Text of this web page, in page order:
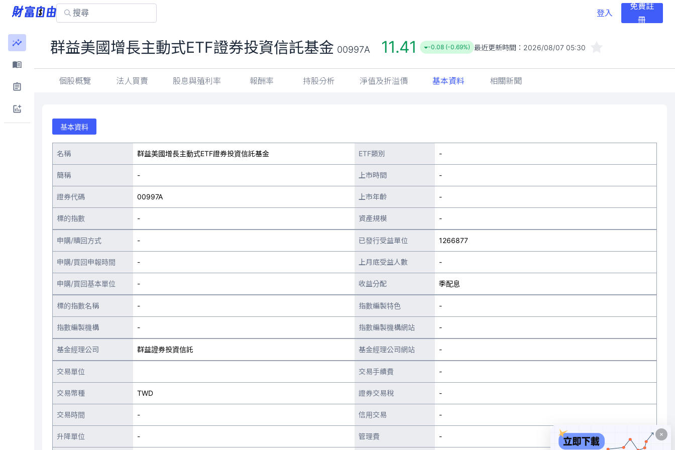
登入
免費註
冊
群益美國增長主動式ETF證券投資信託基金 00997A 11.41 -0.08 (-0.69%) 最近更新時間： 2026/08/07 05:30
個股概覽 法人買賣 股息與殖利率 報酬率 持股分析 淨值及折溢價 基本資料 相關新聞
基本資料
名稱 群益美國增長主動式ETF證券投資信託基金 ETF類別 -
簡稱 - 上市時間 -
證券代碼 00997A 上市年齡 -
標的指數 - 資產規模 -
申購/贖回方式 - 已發行受益單位 1266877
申購/買回申報時間 - 上月底受益人數 -
申購/買回基本單位 - 收益分配 季配息
標的指數名稱 - 指數編製特色 -
指數編製機構 - 指數編製機構網站 -
基金經理公司 群益證券投資信託 基金經理公司網站 -
交易單位 交易手續費 -
交易幣種 TWD 證券交易稅 -
交易時間 - 信用交易 -
升降單位 - 管理費 -